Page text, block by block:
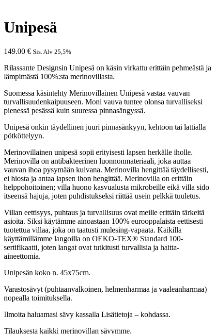
Unipesä
149.00 € Sis. Alv 25,5%
Rilassante Designsin Unipesä on käsin virkattu erittäin pehmeästä ja
lämpimästä 100%:sta merinovillasta.
Suomessa käsintehty Merinovillainen Unipesä vastaa vauvan
turvallisuudenkaipuuseen. Moni vauva tuntee olonsa turvalliseksi
pienessä pesässä kuin suuressa pinnasängyssä.
Unipesä onkin täydellinen juuri pinnasänkyyn, kehtoon tai lattialla
pötköttelyyn.
Merinovillainen unipesä sopii erityisesti lapsen herkälle iholle.
Merinovilla on antibakteerinen luonnonmateriaali, joka auttaa
vauvan ihoa pysymään kuivana. Merinovilla hengittää täydellisesti,
ei hiosta ja antaa lapsen ihon hengittää. Merinovilla on erittäin
helppohoitoinen; villa huono kasvualusta mikrobeille eikä villa sido
itseensä hajuja, joten puhdistukseksi riittää usein pelkkä tuuletus.
Villan eettisyys, puhtaus ja turvallisuus ovat meille erittäin tärkeitä
asioita. Siksi käytämme ainoastaan 100% eurooppalaista eettisesti
tuotettua villaa, joka on taatusti mulesing-vapaata. Kaikilla
käyttämillämme langoilla on OEKO-TEX® Standard 100-
sertifikaatti, joten langat ovat tutkitusti turvallisia ja haitta-
aineettomia.
Unipesän koko n. 45x75cm.
Varastosävyt (puhtaanvalkoinen, helmenharmaa ja vaaleanharmaa)
nopealla toimituksella.
Ilmoita haluamasi sävy kassalla Lisätietoja – kohdassa.
Tilauksesta kaikki merinovillan sävymme.